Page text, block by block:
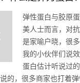
弹性蛋白与胶原
美人士而言，对
是家喻户晓，很
我的小伙伴们说
蛋白估计听说过
的，很多商家也打着